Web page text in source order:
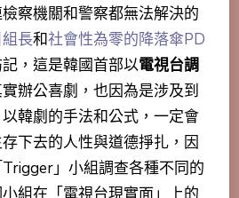
察機關和警察都無法解決的
長和社會性為零的降落傘PD
，這是韓國首部以電視台調
辦公喜劇，也因為是涉及到
韓劇的手法和公式，一定會
下去的人性與道德掙扎，因
」小組調查各種不同的